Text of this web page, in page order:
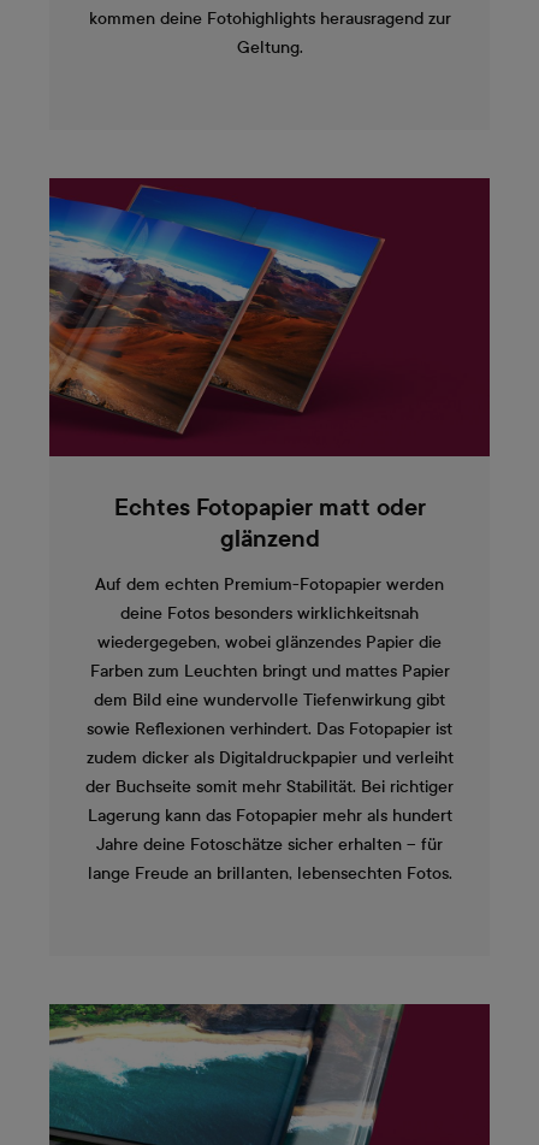
kommen deine Fotohighlights herausragend zur
Geltung.
Echtes Fotopapier matt oder
glänzend
Auf dem echten Premium-Fotopapier werden
deine Fotos besonders wirklichkeitsnah
wiedergegeben, wobei glänzendes Papier die
Farben zum Leuchten bringt und mattes Papier
dem Bild eine wundervolle Tiefenwirkung gibt
sowie Reflexionen verhindert. Das Fotopapier ist
zudem dicker als Digitaldruckpapier und verleiht
der Buchseite somit mehr Stabilität. Bei richtiger
Lagerung kann das Fotopapier mehr als hundert
Jahre deine Fotoschätze sicher erhalten – für
lange Freude an brillanten, lebensechten Fotos.